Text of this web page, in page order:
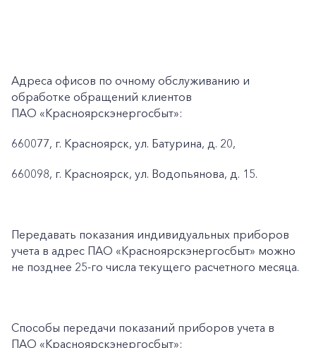
Адреса офисов по очному обслуживанию и
обработке обращений клиентов
ПАО «Красноярскэнергосбыт»:
660077, г. Красноярск, ул. Батурина, д. 20,
660098, г. Красноярск, ул. Водопьянова, д. 15.
Передавать показания индивидуальных приборов
учета в адрес ПАО «Красноярскэнергосбыт» можно
не позднее 25-го числа текущего расчетного месяца.
Способы передачи показаний приборов учета в
ПАО «Красноярскэнергосбыт»: